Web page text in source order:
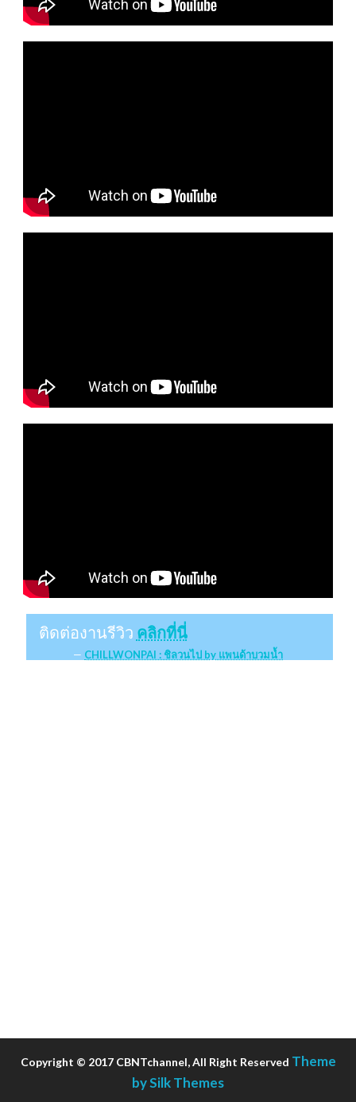
ติดต่องานรีวิว คลิกที่นี่
CHILLWONPAI : ชิลวนไป by แพนด้าบวมน้ำ
Copyright © 2017 CBNTchannel, All Right Reserved Theme
by Silk Themes